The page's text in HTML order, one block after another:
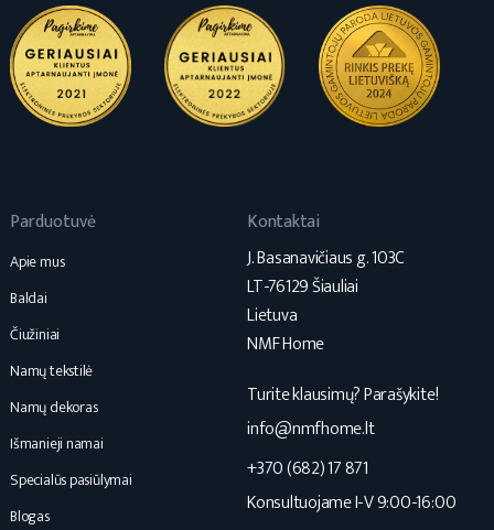
Parduotuvė
Apie mus
Baldai
Čiužiniai
Namų tekstilė
Namų dekoras
Išmanieji namai
Specialūs pasiūlymai
Blogas
Kontaktai
J. Basanavičiaus g. 103C
LT-76129 Šiauliai
Lietuva
NMF Home
Turite klausimų? Parašykite!
info@nmfhome.lt
+370 (682) 17 871
Konsultuojame I-V 9:00-16:00